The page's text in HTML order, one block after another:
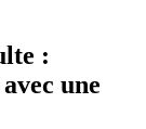
:
une